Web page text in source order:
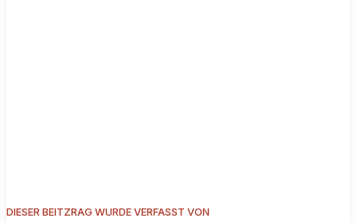
DIESER BEITZRAG WURDE VERFASST VON